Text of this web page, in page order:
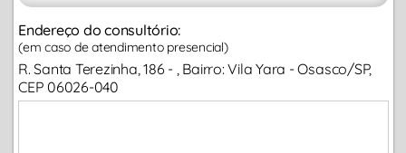
Endereço do consultório:
(em caso de atendimento presencial)
R. Santa Terezinha, 186 - , Bairro: Vila Yara - Osasco/SP,
CEP 06026-040